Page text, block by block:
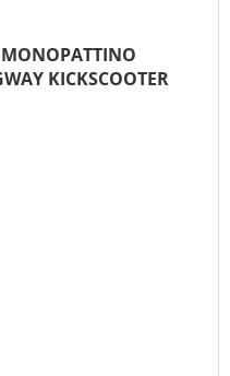
KICKSCOOTER